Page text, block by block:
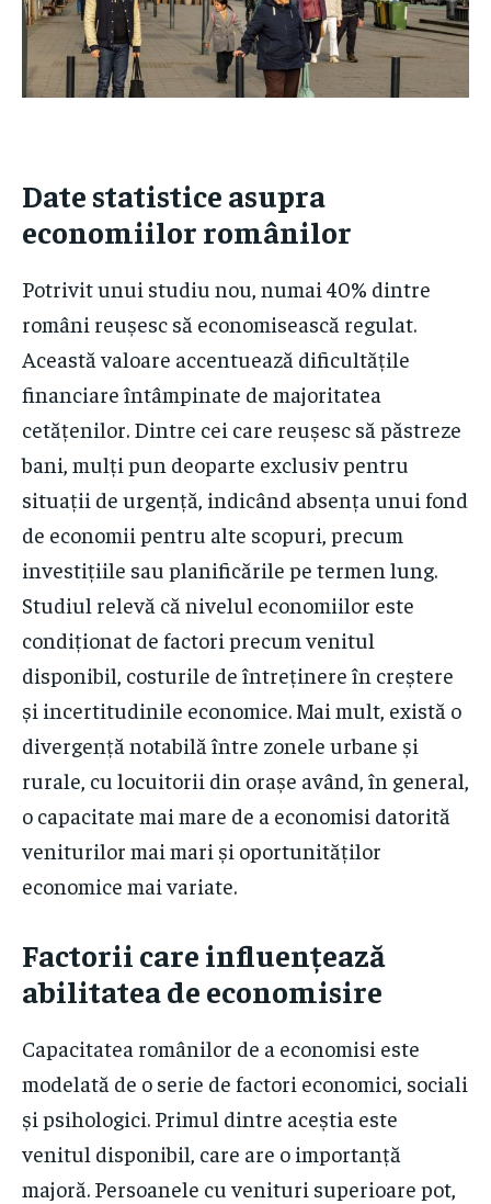
Date statistice asupra
economiilor românilor
Potrivit unui studiu nou, numai 40% dintre
români reușesc să economisească regulat.
Această valoare accentuează dificultățile
financiare întâmpinate de majoritatea
cetățenilor. Dintre cei care reușesc să păstreze
bani, mulți pun deoparte exclusiv pentru
situații de urgență, indicând absența unui fond
de economii pentru alte scopuri, precum
investițiile sau planificările pe termen lung.
Studiul relevă că nivelul economiilor este
condiționat de factori precum venitul
disponibil, costurile de întreținere în creștere
și incertitudinile economice. Mai mult, există o
divergență notabilă între zonele urbane și
rurale, cu locuitorii din orașe având, în general,
o capacitate mai mare de a economisi datorită
veniturilor mai mari și oportunităților
economice mai variate.
Factorii care influențează
abilitatea de economisire
Capacitatea românilor de a economisi este
modelată de o serie de factori economici, sociali
și psihologici. Primul dintre aceștia este
venitul disponibil, care are o importanță
majoră. Persoanele cu venituri superioare pot,